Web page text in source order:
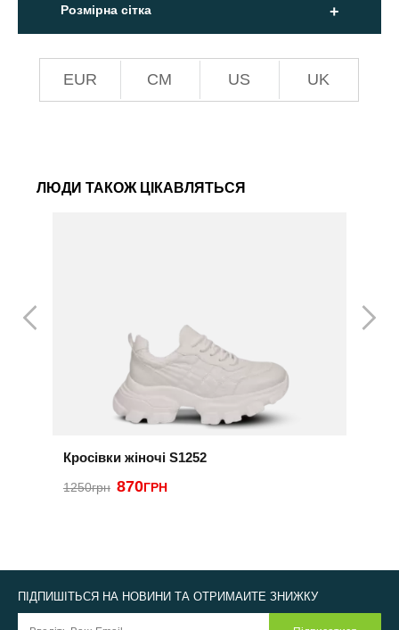
Розмірна сітка
EUR СМ US UK
ЛЮДИ ТАКОЖ ЦІКАВЛЯТЬСЯ
Кросівки жіночі S1252
1250грн 870ГРН
ПІДПИШІТЬСЯ НА НОВИНИ ТА ОТРИМАЙТЕ ЗНИЖКУ